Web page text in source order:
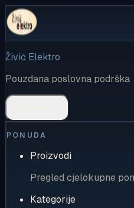
Živić Elektro
Pouzdana poslovna podrška
PONUDA
Proizvodi
Pregled cjelokupne
Kategorije